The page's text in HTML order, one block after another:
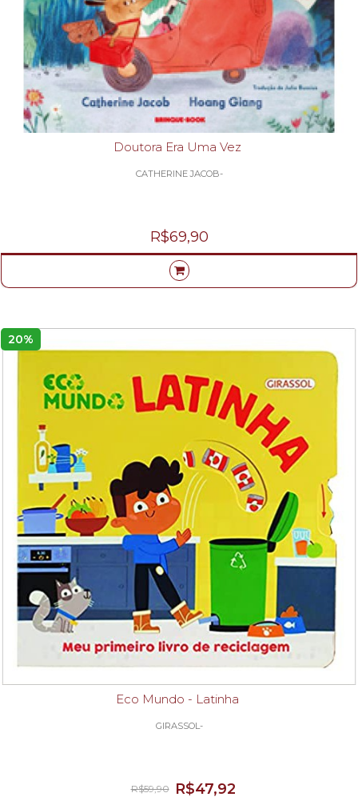
Doutora Era Uma Vez
CATHERINE JACOB-
R$69,90
20%
Eco Mundo - Latinha
GIRASSOL-
R$47,92
R$59,90